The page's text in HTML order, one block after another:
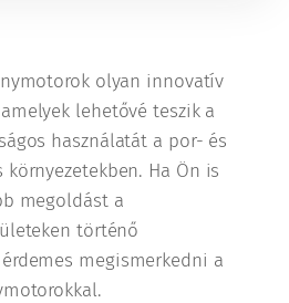
olyan innovatív
lehetővé teszik a
használatát a por- és
környezetekben. Ha Ön is
megoldást a
történő
megismerkedni a